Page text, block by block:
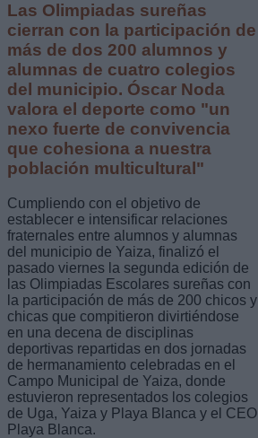
Las Olimpiadas sureñas
cierran con la participación de
más de dos 200 alumnos y
alumnas de cuatro colegios
del municipio. Óscar Noda
valora el deporte como "un
nexo fuerte de convivencia
que cohesiona a nuestra
población multicultural"
Cumpliendo con el objetivo de
establecer e intensificar relaciones
fraternales entre alumnos y alumnas
del municipio de Yaiza, finalizó el
pasado viernes la segunda edición de
las Olimpiadas Escolares sureñas con
la participación de más de 200 chicos y
chicas que compitieron divirtiéndose
en una decena de disciplinas
deportivas repartidas en dos jornadas
de hermanamiento celebradas en el
Campo Municipal de Yaiza, donde
estuvieron representados los colegios
de Uga, Yaiza y Playa Blanca y el CEO
Playa Blanca.